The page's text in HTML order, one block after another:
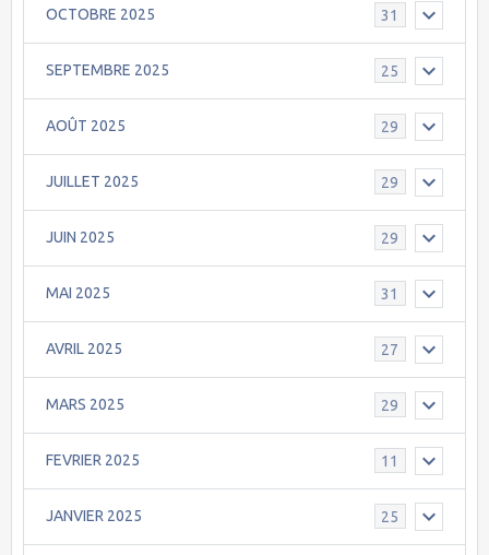
OCTOBRE 2025 31
SEPTEMBRE 2025 25
AOÛT 2025 29
JUILLET 2025 29
JUIN 2025 29
MAI 2025 31
AVRIL 2025 27
MARS 2025 29
FEVRIER 2025 11
JANVIER 2025 25